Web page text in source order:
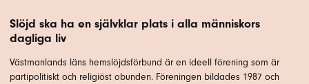
Slöjd ska ha en självklar plats i alla människors
dagliga liv
Västmanlands läns hemslöjdsförbund är en ideell förening som är
partipolitiskt och religiöst obunden. Föreningen bildades 1987 och